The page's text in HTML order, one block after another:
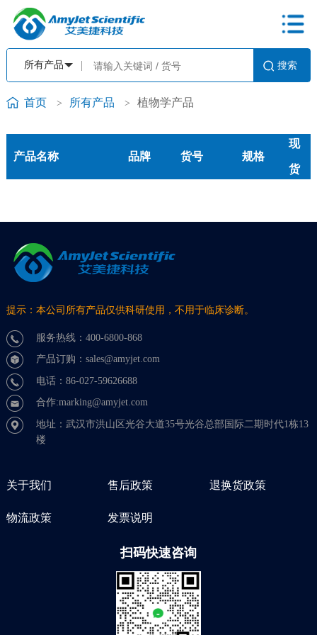
首页 > 所有产品 > 植物学产品
产品名称 品牌 货号 规格
现
货
提示：本公司所有产品仅供科研使用，不用于临床诊断。
服务热线：400-6800-868
产品订购：sales@amyjet.com
电话：86-027-59626688
合作:marking@amyjet.com
地址：武汉市洪山区光谷大道35号光谷总部国际二期时代1栋13
楼
关于我们 售后政策 退换货政策
物流政策 发票说明
扫码快速咨询